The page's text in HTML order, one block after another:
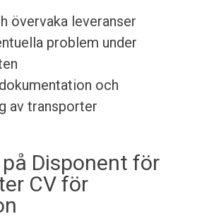
övervaka leveranser
problem under
och
av transporter
Disponent för
CV för